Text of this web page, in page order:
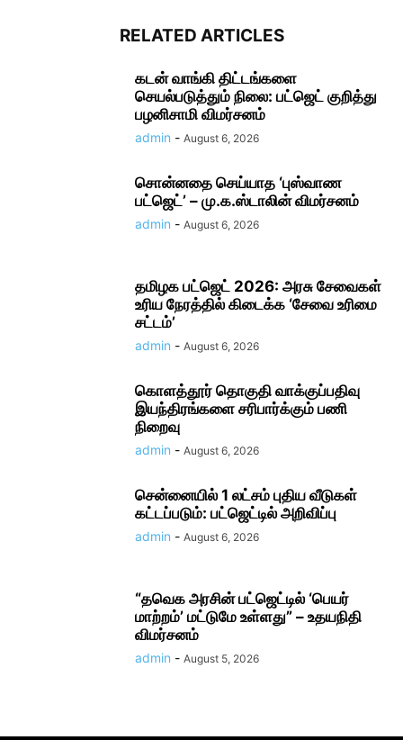
RELATED ARTICLES
கடன் வாங்கி திட்டங்களை
செயல்படுத்தும் நிலை: பட்ஜெட் குறித்து
பழனிசாமி விமர்சனம்
admin - August 6, 2026
சொன்னதை செய்யாத ‘புஸ்வாண
பட்ஜெட்’ – மு.க.ஸ்டாலின் விமர்சனம்
admin - August 6, 2026
தமிழக பட்ஜெட் 2026: அரசு சேவைகள்
உரிய நேரத்தில் கிடைக்க ‘சேவை உரிமை
சட்டம்’
admin - August 6, 2026
கொளத்தூர் தொகுதி வாக்குப்பதிவு
இயந்திரங்களை சரிபார்க்கும் பணி
நிறைவு
admin - August 6, 2026
சென்னையில் 1 லட்சம் புதிய வீடுகள்
கட்டப்படும்: பட்ஜெட்டில் அறிவிப்பு
admin - August 6, 2026
“தவெக அரசின் பட்ஜெட்டில் ‘பெயர்
மாற்றம்’ மட்டுமே உள்ளது” – உதயநிதி
விமர்சனம்
admin - August 5, 2026